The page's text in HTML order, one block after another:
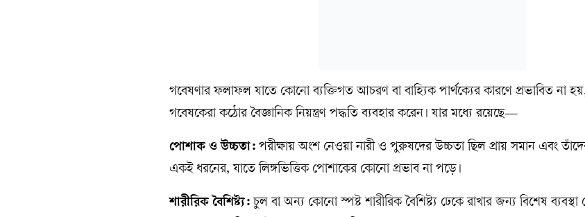
গবেষণার ফলাফল যাতে কোনো ব্যক্তিগত আচরণ বা বাহ্যিক পার্থক্যের কারণে প্রভাবিত না
গবেষকেরা কঠোর বৈজ্ঞানিক নিয়ন্ত্রণ পদ্ধতি ব্যবহার করেন। যার মধ্যে রয়েছে—
পোশাক ও উচ্চতা: পরীক্ষায় অংশ নেওয়া নারী ও পুরুষদের উচ্চতা ছিল প্রায় সমান এবং
একই ধরনের, যাতে লিঙ্গভিত্তিক পোশাকের কোনো প্রভাব না পড়ে।
শারীরিক বৈশিষ্ট্য: চুল বা অন্য কোনো স্পষ্ট শারীরিক বৈশিষ্ট্য ঢেকে রাখার জন্য বিশেষ